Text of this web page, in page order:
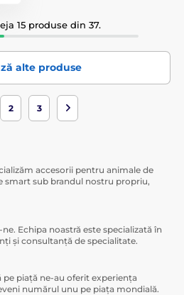
15 produse din 37.
alte produse
2 3
accesorii pentru animale de
smart sub brandul nostru propriu,
Echipa noastră este specializată în
și consultanță de specialitate.
pe piață ne-au oferit experiența
numărul unu pe piața mondială.